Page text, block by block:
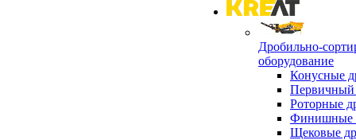
Дробильно-
оборудование
Конусные
Первичный
Роторные
Финишные
Щековые